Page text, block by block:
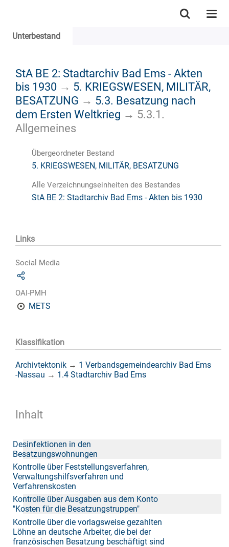
Unterbestand
StA BE 2: Stadtarchiv Bad Ems - Akten
bis 1930 → 5. KRIEGSWESEN, MILITÄR,
BESATZUNG → 5.3. Besatzung nach
dem Ersten Weltkrieg → 5.3.1.
Allgemeines
Übergeordneter Bestand
5. KRIEGSWESEN, MILITÄR, BESATZUNG
Alle Verzeichnungseinheiten des Bestandes
StA BE 2: Stadtarchiv Bad Ems - Akten bis 1930
Links
Social Media
OAI-PMH
METS
Klassifikation
Archivtektonik → 1 Verbandsgemeindearchiv Bad Ems
-Nassau → 1.4 Stadtarchiv Bad Ems
Inhalt
Desinfektionen in den
Besatzungswohnungen
Kontrolle über Feststellungsverfahren,
Verwaltungshilfsverfahren und
Verfahrenskosten
Kontrolle über Ausgaben aus dem Konto
"Kosten für die Besatzungstruppen"
Kontrolle über die vorlagsweise gezahlten
Löhne an deutsche Arbeiter, die bei der
französischen Besatzung beschäftigt sind